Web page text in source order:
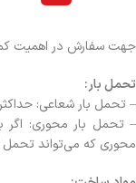
جهت سفارش در اهمیت
تحمل بار:
– تحمل بار شعاعی:
– تحمل بار محوری: اگر
محوری که می‌تواند تحمل